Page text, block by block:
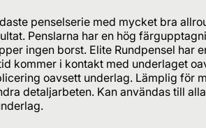
penselserie med mycket bra
Penslarna har en hög
ingen borst. Elite Rundpensel har
kommer i kontakt med underlaget
oavsett underlag. Lämplig för
detaljarbeten. Kan användas till